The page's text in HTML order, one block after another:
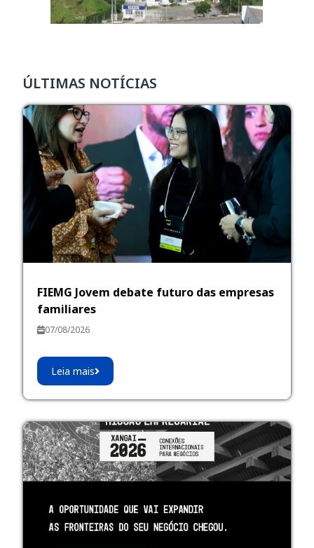
ÚLTIMAS NOTÍCIAS
FIEMG Jovem debate futuro das empresas
familiares
07/08/2026
Leia mais